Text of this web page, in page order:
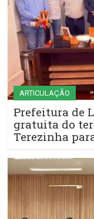
ARTICULAÇÃO
Prefeitura de
gratuita do
Terezinha